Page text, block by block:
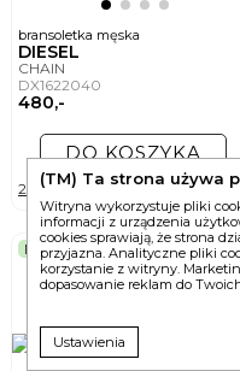
bransoletka męska
DIESEL
CHAIN
DX1622040
480,-
DO KOSZYKA
2 wersje
NEW
(TM) Ta strona używa
Witryna wykorzystuje pliki
informacji z urządzenia
cookies sprawiają, że strona
przyjazna. Analityczne pliki
korzystanie z witryny.
dopasowanie reklam do
Ustawienia